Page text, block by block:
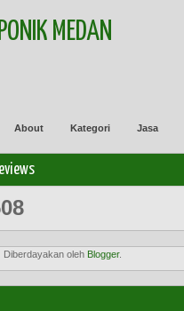
MEDAN
About Kategori Jasa
Diberdayakan oleh Blogger.